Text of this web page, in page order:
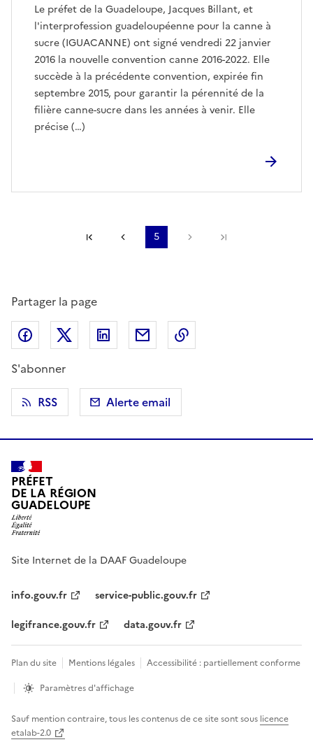
Le préfet de la Guadeloupe, Jacques Billant, et
l'interprofession guadeloupéenne pour la canne à
sucre (IGUACANNE) ont signé vendredi 22 janvier
2016 la nouvelle convention canne 2016-2022. Elle
succède à la précédente convention, expirée fin
septembre 2015, pour garantir la pérennité de la
filière canne-sucre dans les années à venir. Elle
précise (…)
Première pagePage précédente
5 Page suivante
Partager la page
Partager sur Facebook
Partager sur X (anciennement Twitter)
Partager sur LinkedIn
Partager par email
S'abonner
RSS
Alerte email
PRÉFET
DE LA RÉGION
GUADELOUPE
Site Internet de la DAAF Guadeloupe
info.gouv.fr
service-public.gouv.fr
legifrance.gouv.fr
data.gouv.fr
Plan du site Mentions légales
Accessibilité : partiellement conforme
Paramètres d'affichage
Sauf mention contraire, tous les contenus de ce site sont sous licence
etalab-2.0